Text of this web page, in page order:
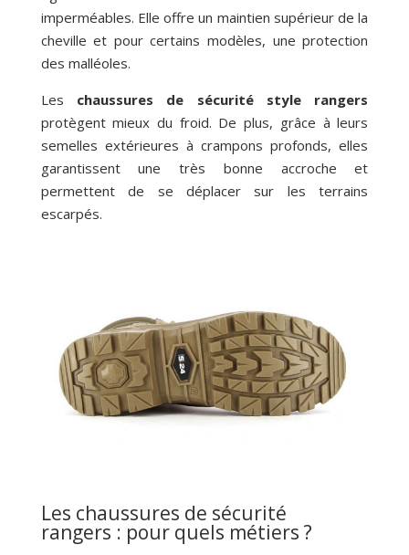
imperméables. Elle offre un maintien supérieur de la
cheville et pour certains modèles, une protection
des malléoles.
Les chaussures de sécurité style rangers
protègent mieux du froid. De plus, grâce à leurs
semelles extérieures à crampons profonds, elles
garantissent une très bonne accroche et
permettent de se déplacer sur les terrains
escarpés.
Les chaussures de sécurité
rangers : pour quels métiers ?